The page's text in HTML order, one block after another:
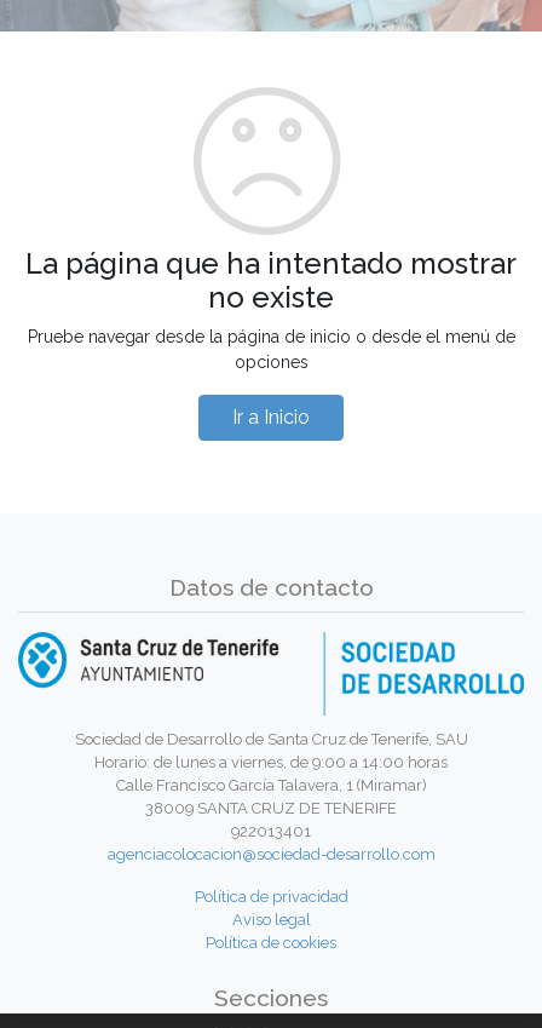
La página que ha intentado mostrar
no existe
Pruebe navegar desde la página de inicio o desde el menú de
opciones
Ir a Inicio
Datos de contacto
Sociedad de Desarrollo de Santa Cruz de Tenerife, SAU
Horario: de lunes a viernes, de 9:00 a 14:00 horas
Calle Francisco García Talavera, 1 (Miramar)
38009 SANTA CRUZ DE TENERIFE
922013401
agenciacolocacion@sociedad-desarrollo.com
Política de privacidad
Aviso legal
Política de cookies
Secciones